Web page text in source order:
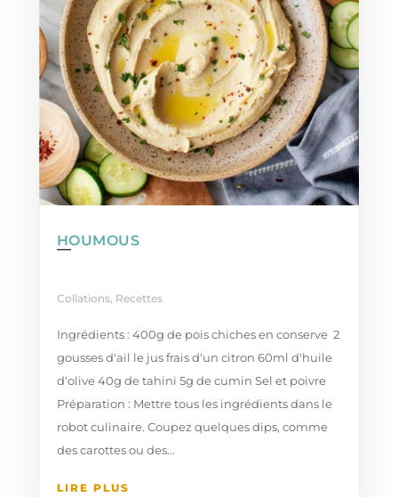
HOUMOUS
Collations, Recettes
Ingrédients : 400g de pois chiches en conserve 2
gousses d'ail le jus frais d'un citron 60ml d'huile
d'olive 40g de tahini 5g de cumin Sel et poivre
Préparation : Mettre tous les ingrédients dans le
robot culinaire. Coupez quelques dips, comme
des carottes ou des...
LIRE PLUS